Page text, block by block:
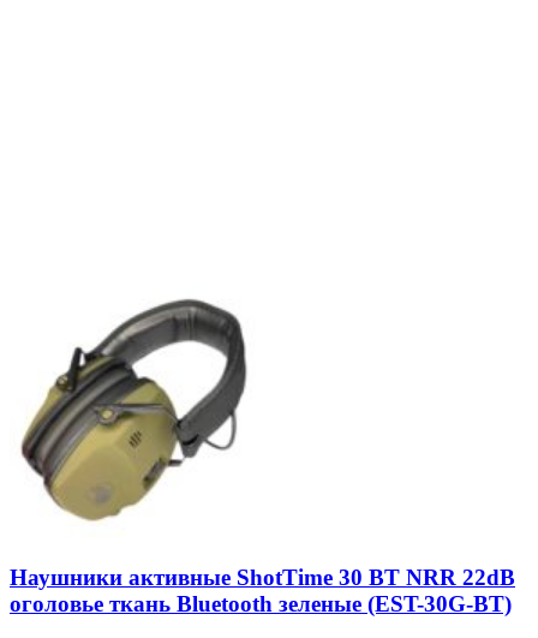
Наушники активные ShotTime 30 BT NRR 22dB
оголовье ткань Bluetooth зеленые (EST-30G-BT)